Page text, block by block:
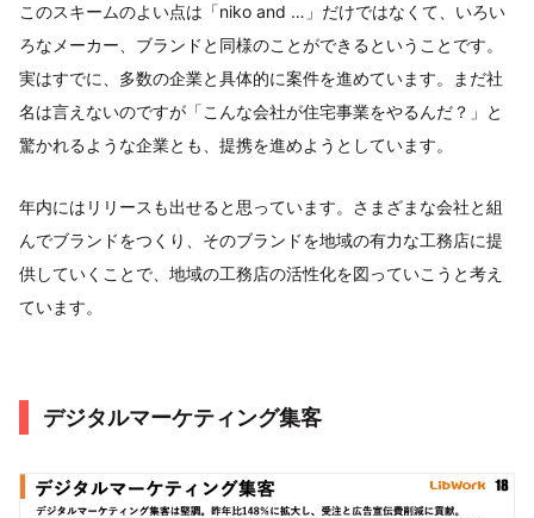
このスキームのよい点は「niko and …」だけではなくて、いろい
ろなメーカー、ブランドと同様のことができるということです。
実はすでに、多数の企業と具体的に案件を進めています。まだ社
名は言えないのですが「こんな会社が住宅事業をやるんだ？」と
驚かれるような企業とも、提携を進めようとしています。
年内にはリリースも出せると思っています。さまざまな会社と組
んでブランドをつくり、そのブランドを地域の有力な工務店に提
供していくことで、地域の工務店の活性化を図っていこうと考え
ています。
デジタルマーケティング集客